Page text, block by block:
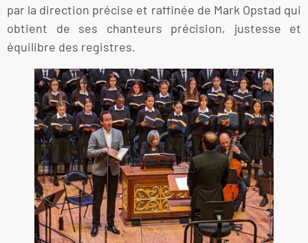
par la direction précise et raffinée de Mark Opstad qui
obtient de ses chanteurs précision, justesse et
équilibre des registres.